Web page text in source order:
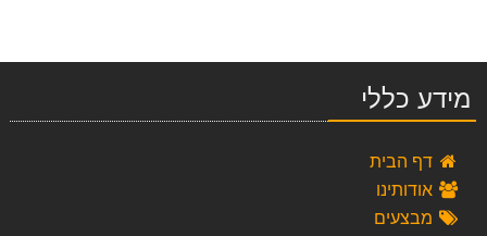
מידע כללי
דף הבית
אודותינו
מבצעים